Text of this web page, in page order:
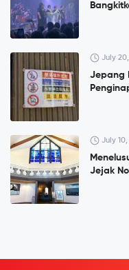
July
Jepang
July
Jejak